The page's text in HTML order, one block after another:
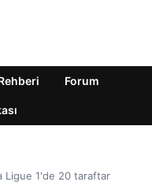
Forum
Ligue 1'de 20 taraftar